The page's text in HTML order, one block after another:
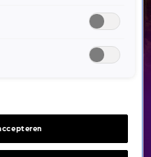
ruim de tijd krijgen
minimaal 24 uur of
te brengen.